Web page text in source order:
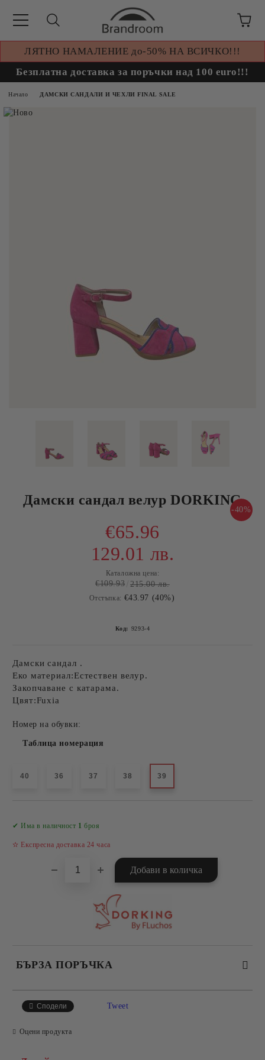
ЛЯТНО НАМАЛЕНИЕ до-50% НА ВСИЧКО!!!
Безплатна доставка за поръчки над 100 euro!!!
Начало ДАМСКИ САНДАЛИ И ЧЕХЛИ FINAL SALE
Дамски сандал велур DORKING
-40%
€65.96
129.01 лв.
Каталожна цена:
€109.93 215.00 лв.
Отстъпка: €43.97 (40%)
Код: 9293-4
Дамски сандал .
Еко материал:Естествен велур.
Закопчаване с катарама.
Цвят:Fuxia
Номер на обувки:
Таблица номерация
40 36 37 38 39
✔ Има в наличност 1 броя
✫ Експресна доставка 24 часа
БЪРЗА ПОРЪЧКА
Сподели Tweet
Оцени продукта